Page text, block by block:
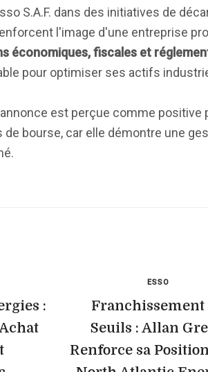
S.A.F. dans des initiatives de
l'image d'une entreprise
économiques, fiscales et
pour optimiser ses actifs
est perçue comme
bourse, car elle démontre une
:
ESSO
Franchissement
Seuils : Allan
Renforce sa